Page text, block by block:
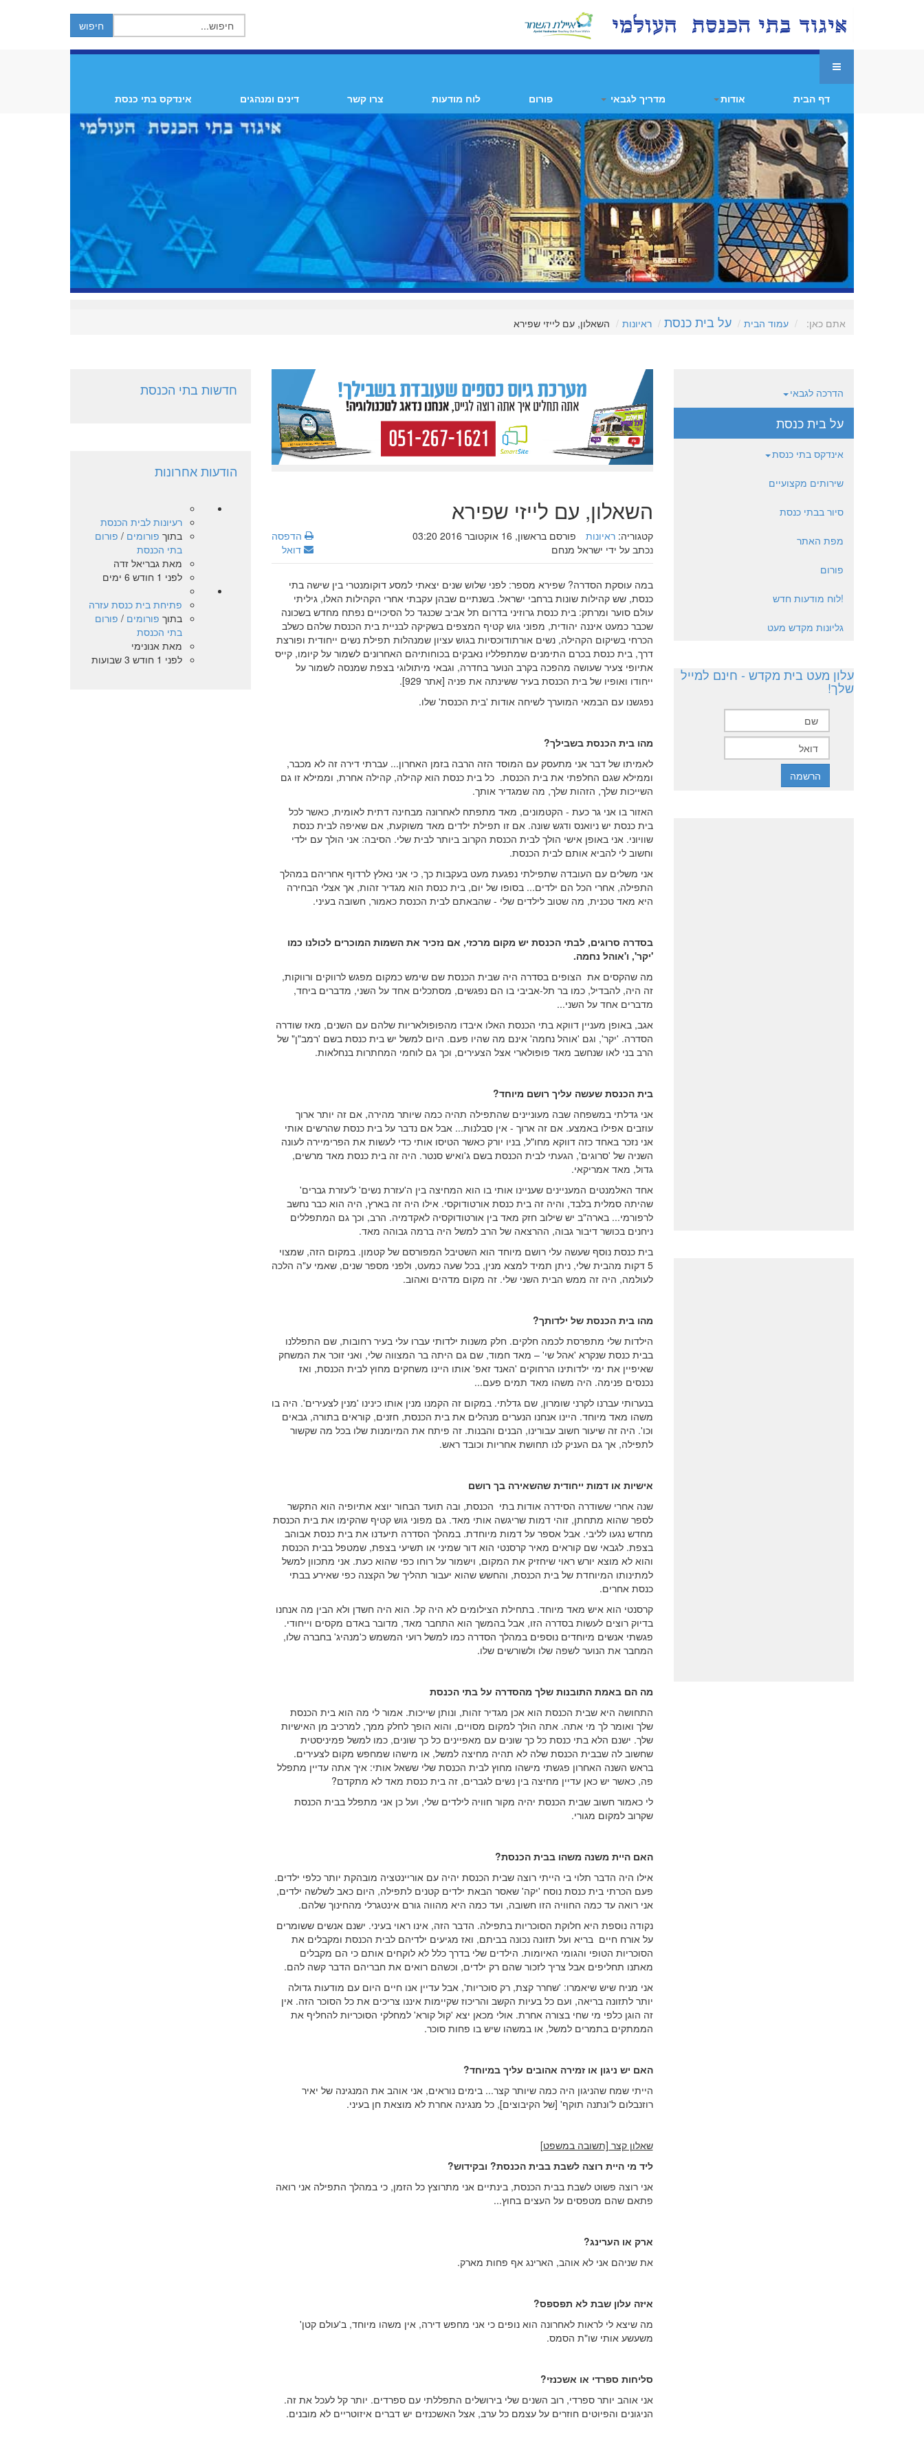
דף הבית אודות מדריך לגבאי פורום לוח מודעות צרו קשר דינים ומנהגים אינדקס בתי כנסת
אתם כאן: עמוד הבית על בית כנסת ראיונות השאלון, עם לייזי שפירא
השאלון, עם לייזי שפירא
הדפסה
דואל
קטגוריה:ראיונות
פורסם בראשון, 16 אוקטובר 2016 03:20
נכתב על ידי ישראל מנחם
במה עוסקת הסדרה? שפירא מספר: לפני שלוש שנים יצאתי למסע דוקומנטרי בין שישה בתי
כנסת, שש קהילות שונות ברחבי ישראל. בשנתיים שבהן עקבתי אחרי הקהילות האלו, גיליתי
עולם סוער ומרתק: בית כנסת גרוזיני בדרום תל אביב שכנגד כל הסיכויים נפתח מחדש בשכונה
שכבר כמעט איננה יהודית, מפוני גוש קטיף המצפים בשקיקה לבניית בית הכנסת שלהם כשלב
הכרחי בשיקום הקהילה, נשים אורתודוכסיות בגוש עציון שמנהלות תפילת נשים ייחודית ופורצת
דרך, בית כנסת בכרם התימנים שמתפלליו נאבקים בכוחותיהם האחרונים לשמור על קיומו, קייס
אתיופי צעיר שעושה מהפכה בקרב הנוער בחדרה, וגבאי מיתולוגי בצפת שמנסה לשמור על
ייחודו ואופיו של בית הכנסת בעיר ששינתה את פניה [אתר 929].
נפגשנו עם הבמאי המוערך לשיחה אודות 'בית הכנסת' שלו.
מהו בית הכנסת בשבילך?
לאמיתו של דבר אני מתעסק עם המוסד הזה הרבה בזמן האחרון... עברתי דירה זה לא מכבר,
וממילא שגם החלפתי את בית הכנסת. כל בית כנסת הוא קהילה, קהילה אחרת, וממילא זו גם
השייכות שלך, הזהות שלך, מה שמגדיר אותך.
האזור בו אני גר כעת - הקטמונים, מאד מתפתח לאחרונה מבחינה דתית לאומית, כאשר לכל
בית כנסת יש ניואנס ודגש שונה. אם זו תפילת ילדים מאד משוקעת, אם שאיפה לבית כנסת
שוויוני. אני באופן אישי הולך לבית הכנסת הקרוב ביותר לבית שלי. הסיבה: אני הולך עם ילדי
וחשוב לי להביא אותם לבית הכנסת.
אני משלים עם העובדה שתפילתי נפגעת מעט בעקבות כך, כי אני נאלץ לרדוף אחריהם במהלך
התפילה, אחרי הכל הם ילדים... בסופו של יום, בית כנסת הוא מגדיר זהות, אך אצלי הבחירה
היא מאד טכנית, מה שטוב לילדים שלי - שהבאתם לבית הכנסת כאמור, חשובה בעיני.
בסדרה סרוגים, לבתי הכנסת יש מקום מרכזי, אם נזכיר את השמות המוכרים לכולנו כמו
'יקר', ו'אוהל נחמה.
מה שהקסים את הצופים בסדרה היה שבית הכנסת שם שימש כמקום מפגש לרווקים ורווקות,
זה היה, להבדיל, כמו בר תל-אביבי בו הם נפגשים, מסתכלים אחד על השני, מדברים ביחד,
מדברים אחד על השני...
אגב, באופן מעניין דווקא בתי הכנסת האלו איבדו מהפופולאריות שלהם עם השנים, מאז שודרה
הסדרה. 'יקר', וגם 'אוהל נחמה' אינם מה שהיו פעם. היום למשל יש בית כנסת בשם 'רמב"ן" של
הרב בני לאו שנחשב מאד פופולארי אצל הצעירים, וכך גם לוחמי המחתרות בנחלאות.
בית הכנסת שעשה עליך רושם מיוחד?
אני גדלתי במשפחה שבה מעוניינים שהתפילה תהיה כמה שיותר מהירה, אם זה יותר ארוך
עוזבים אפילו באמצע. אם זה ארוך - אין סבלנות... אבל אם נדבר על בית כנסת שהרשים אותי
אני נזכר באחד כזה דווקא מחו"ל, בניו יורק כאשר הטיסו אותי כדי לעשות את הפרימיירה לעונה
השניה של 'סרוגים', הגעתי לבית הכנסת בשם ג'ואיש סנטר. היה זה בית כנסת מאד מרשים,
גדול, מאד אמריקאי.
אחד האלמנטים המעניינים שעניינו אותי בו הוא המחיצה בין ה'עזרת נשים' ל'עזרת גברים'
שהיתה סמלית בלבד, והיה זה בית כנסת אורטודוקסי. אילו היה זה בארץ, היה הוא כבר נחשב
לרפורמי... בארה"ב יש שילוב חזק מאד בין אורטודוקסיה לאקדמיה. הרב, וכך גם המתפללים
ניחנים בכושר דיבור גבוה, ההרצאה של הרב למשל היה ברמה גבוהה מאד.
בית כנסת נוסף שעשה עלי רושם מיוחד הוא השטיבל המפורסם של קטמון. במקום הזה, שמצוי
5 דקות מהבית שלי, ניתן תמיד למצא מנין, בכל שעה כמעט, ולפני מספר שנים, שאמי ע"ה הלכה
לעולמה, היה זה ממש הבית השני שלי. זה מקום מדהים ואהוב.
מהו בית הכנסת של ילדותך?
הילדות שלי מתפרסת לכמה חלקים. חלק משנות ילדותי עברו עלי בעיר רחובות, שם התפללנו
בבית כנסת שנקרא 'אהל שי' – מאד חמוד, שם גם היתה בר המצווה שלי, ואני זוכר את המשחק
שאיפיין את ימי ילדותינו הרחוקים 'האנד זאפ' אותו היינו משחקים מחוץ לבית הכנסת, ואז
נכנסים פנימה. היה משהו מאד תמים פעם...
בנערותי עברנו לקרני שומרון, שם גדלתי. במקום זה הקמנו מנין אותו כינינו 'מנין לצעירים'. היה בו
משהו מאד מיוחד. היינו אנחנו הנערים מנהלים את בית הכנסת, חזנים, קוראים בתורה, גבאים
וכו'. היה זה שיעור חשוב עבורינו, הבנים והבנות. זה פיתח את המיומנות שלו בכל מה שקשור
לתפילה, אך גם העניק לנו תחושת אחריות וכובד ראש.
אישיות או דמות ייחודית שהשאירה בך רושם
שנה אחרי ששודרה הסידרה אודות בתי הכנסת, ובה תועד הבחור יוצא אתיופיה הוא התקשר
לספר שהוא מתחתן, זוהי דמות שריגשה אותי מאד. גם מפוני גוש קטיף שהקימו את בית הכנסת
מחדש נגעו לליבי. אבל אספר על דמות מיוחדת. במהלך הסדרה תיעדנו את בית כנסת אבוהב
בצפת. לגבאי שם קוראים מאיר קרסנטי הוא דור שמיני או תשיעי בצפת, שמטפל בבית הכנסת
והוא לא מוצא יורש ראוי שיחזיק את המקום, וישמור על רוחו כפי שהוא כעת. אני מתכוון למשל
למתינותו המיוחדת של בית הכנסת, והחשש שהוא יעבור תהליך של הקצנה כפי שאירע בבתי
כנסת אחרים.
קרסנטי הוא איש מאד מיוחד. בתחילת הצילומים לא היה קל. הוא היה חשדן ולא הבין מה אנחנו
בדיוק רוצים לעשות בסדרה הזו, אבל בהמשך הוא התחבר מאד, מדובר באדם מקסים וייחודי.
פגשתי אנשים מיוחדים נוספים במהלך הסדרה כמו למשל רועי המשמש כ'מנהיג' בחברה שלו,
המחבר את הנוער לשפה שלו ולשורשים שלו.
מה הם באמת התובנות שלך מהסדרה על בתי הכנסת
התחושה היא שבית הכנסת הוא אכן מגדיר זהות, ונותן שייכות. אמור לי מה הוא בית הכנסת
שלך ואומר לך מי אתה. אתה הולך למקום מסויים, והוא הופך לחלק ממך, למרכיב מן האישיות
שלך. ישנם הלא בתי כנסת כל כך שונים עם מאפיינים כל כך שונים, כמו למשל פמיניסטית
שחשוב לה שבבית הכנסת שלה לא תהיה מחיצה למשל, או מישהו שמחפש מקום לצעירים.
בראש השנה האחרון פגשתי מישהו מחוץ לבית הכנסת שלי ששאל אותי: איך אתה עדיין מתפלל
פה, כאשר יש כאן עדיין מחיצה בין נשים לגברים, זה בית כנסת מאד לא מתקדם?
לי כאמור חשוב שבית הכנסת יהיה מקור חוויה לילדים שלי, ועל כן אני מתפלל בבית הכנסת
שקרוב למקום מגורי.
האם היית משנה משהו בבית הכנסת?
אילו היה הדבר תלוי בי הייתי רוצה שבית הכנסת יהיה עם אוריינטציה מובהקת יותר כלפי ילדים.
פעם הכרתי בית כנסת נוסח 'יקה' שאסר הבאת ילדים קטנים לתפילה, היום כאב לשלשה ילדים,
אני רואה עד כמה החוויה הזו חשובה, ועד כמה היא מהווה גורם אינטגרלי מהחינוך שלהם.
נקודה נוספת היא חלוקת הסוכריות בתפילה. הדבר הזה, אינו ראוי בעיני. ישנם אנשים ששומרים
על אורח חיים בריא ועל תזונה נכונה בביתם, ואז מגיעים ילדיהם לבית הכנסת ומקבלים את
הסוכריות הטופי והגומי האיומות. הילדים שלי בדרך כלל לא לוקחים אותם כי הם מקבלים
מאתנו תחליפים אבל צריך לזכור שהם רק ילדים, וכשהם רואים את חבריהם הדבר קשה להם.
אני מניח שיש שיאמרו: 'שחרר קצת, רק סוכריות', אבל עדיין אנו חיים היום עם מודעות גדולה
יותר לתזונה בריאה, ועם כל בעיות הקשב והריכוז שקיימות איננו צריכים את כל הסוכר הזה. אין
זה הוגן כלפי מי שחי בצורה אחרת. אולי מכאן יצא 'קול קורא' למחלקי הסוכריות להחליף את
הממתקים בתמרים למשל, או במשהו שיש בו פחות סוכר.
האם יש ניגון או זמירה אהובים עליך במיוחד?
הייתי שמח שהניגון היה כמה שיותר קצר... בימים נוראים, אני אוהב את המנגינה של יאיר
רוזנבלום ל'ונתנה תוקף' [של הקיבוצים], כל מנגינה אחרת לא מוצאת חן בעיני.
שאלון קצר [תשובה במשפט]
ליד מי היית רוצה לשבת בבית הכנסת? ובקידוש?
אני רוצה פשוט לשבת בבית הכנסת, בינתיים אני מתרוצץ כל הזמן, כי במהלך התפילה אני רואה
פתאם שהם מטפסים על העצים בחוץ...
ארק או הערינג?
את שניהם אני לא אוהב, הארינג אף פחות מארק.
איזה עלון שבת לא תפספס?
מה שיצא לי לראות לאחרונה הוא נופים כי אני מחפש דירה, אין משהו מיוחד, ב'עולם קטן'
משעשע אותי שו"ת הסמס.
סליחות ספרדי או אשכנזי?
אני אוהב יותר ספרדי, רוב השנים שלי בירושלים התפללתי עם ספרדים. יותר קל לעכל את זה.
הניגונים והפיוטים חוזרים על עצמם כל ערב, אצל האשכנזים יש דברים איזוטריים לא מובנים.
הדרכה לגבאי
על בית כנסת
אינדקס בתי כנסת
שירותים מקצועיים
סיור בבתי כנסת
מפת האתר
פורום
!לוח מודעות חדש
גליונות מקדש מעט
עלון מעט בית מקדש - חינם למייל
שלך!
חדשות בתי הכנסת
הודעות אחרונות
רעיונות לבית הכנסת
בתוך פורומים / פורום
בתי הכנסת
מאתגבריאל זדה
לפני 1 חודש 6 ימים
פתיחת בית כנסת עזרה
בתוך פורומים / פורום
בתי הכנסת
מאתאנונימי
לפני 1 חודש 3 שבועות